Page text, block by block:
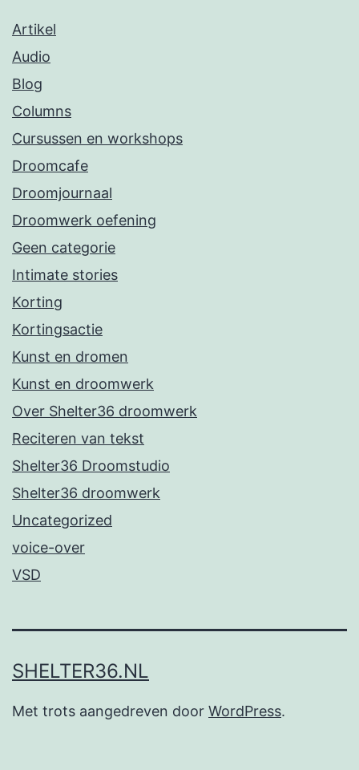
Artikel
Audio
Blog
Columns
Cursussen en workshops
Droomcafe
Droomjournaal
Droomwerk oefening
Geen categorie
Intimate stories
Korting
Kortingsactie
Kunst en dromen
Kunst en droomwerk
Over Shelter36 droomwerk
Reciteren van tekst
Shelter36 Droomstudio
Shelter36 droomwerk
Uncategorized
voice-over
VSD
SHELTER36.NL
Met trots aangedreven door WordPress.